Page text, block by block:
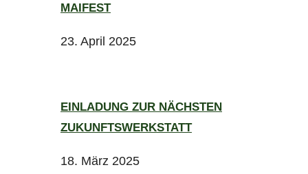
MAIFEST
23. April 2025
EINLADUNG ZUR NÄCHSTEN
ZUKUNFTSWERKSTATT
18. März 2025